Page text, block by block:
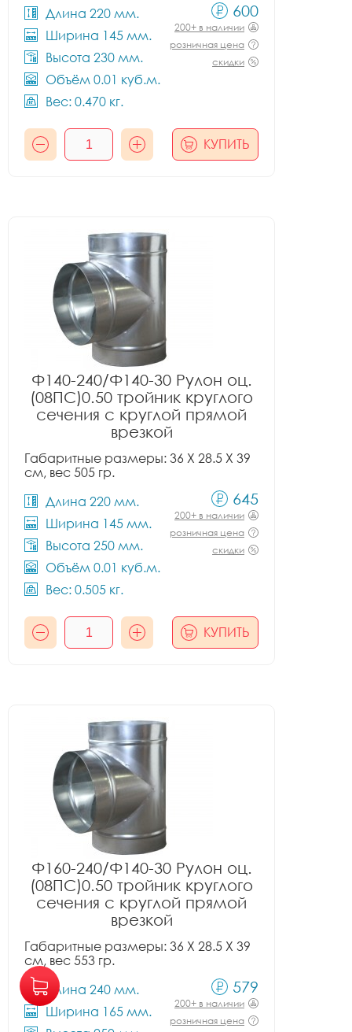
Длина 220 мм.
Ширина 145 мм.
Высота 230 мм.
Объём 0.01 куб.м.
Вес: 0.470 кг.
600
200+ в наличии
розничная цена
скидки
КУПИТЬ
Ф140-240/Ф140-30 Рулон оц.
(08ПС)0.50 тройник круглого
сечения с круглой прямой
врезкой
Габаритные размеры: 36 X 28.5 X 39
см, вес 505 гр.
Длина 220 мм.
Ширина 145 мм.
Высота 250 мм.
Объём 0.01 куб.м.
Вес: 0.505 кг.
645
200+ в наличии
розничная цена
скидки
КУПИТЬ
Ф160-240/Ф140-30 Рулон оц.
(08ПС)0.50 тройник круглого
сечения с круглой прямой
врезкой
Габаритные размеры: 36 X 28.5 X 39
см, вес 553 гр.
Длина 240 мм.
Ширина 165 мм.
579
200+ в наличии
розничная цена